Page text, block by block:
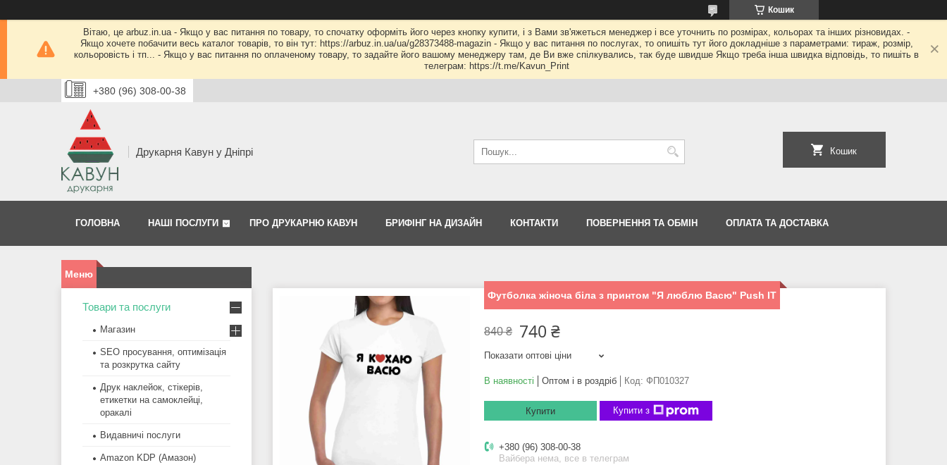
Кошик
Вітаю, це arbuz.in.ua - Якщо у вас питання по товару, то спочатку оформіть його через кнопку купити, і з Вами зв'яжеться менеджер і все уточнить по розмірах, кольорах та інших різновидах. -
Якщо хочете побачити весь каталог товарів, то він тут: https://arbuz.in.ua/ua/g28373488-magazin - Якщо у вас питання по послугах, то опишіть тут його докладніше з параметрами: тираж, розмір,
кольоровість і тп... - Якщо у вас питання по оплаченому товару, то задайте його вашому менеджеру там, де Ви вже спілкувались, так буде швидше Якщо треба інша швидка відповідь, то пишіть в
телеграм: https://t.me/Kavun_Print
+380 (96) 308-00-38
Друкарня Кавун у Дніпрі Кошик
ГОЛОВНА НАШІ ПОСЛУГИ ПРО ДРУКАРНЮ КАВУН БРИФІНГ НА ДИЗАЙН КОНТАКТИ ПОВЕРНЕННЯ ТА ОБМІН ОПЛАТА ТА ДОСТАВКА
Футболка жіноча біла з принтом "Я люблю Васю" Push IT
840 ₴ 740 ₴
Показати оптові ціни
В наявності Оптом і в роздріб Код: ФП010327
Купити Купити з
+380 (96) 308-00-38
Вайбера нема, все в телеграм
Товари та послуги
Магазин
SEO просування, оптимізація
та розкрутка сайту
Друк наклейок, стікерів,
етикетки на самоклейці,
оракалі
Видавничі послуги
Amazon KDP (Амазон)